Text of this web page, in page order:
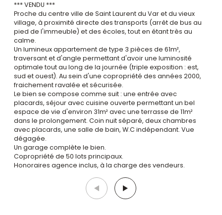
*** VENDU ***
Proche du centre ville de Saint Laurent du Var et du vieux
village, à proximité directe des transports (arrêt de bus au
pied de l'immeuble) et des écoles, tout en étant très au
calme.
Un lumineux appartement de type 3 pièces de 61m²,
traversant et d'angle permettant d'avoir une luminosité
optimale tout au long de la journée (triple exposition : est,
sud et ouest). Au sein d'une copropriété des années 2000,
fraichement ravalée et sécurisée.
Le bien se compose comme suit : une entrée avec
placards, séjour avec cuisine ouverte permettant un bel
espace de vie d'environ 31m² avec une terrasse de 11m²
dans le prolongement. Coin nuit séparé, deux chambres
avec placards, une salle de bain, W.C indépendant. Vue
dégagée.
Un garage complète le bien.
Copropriété de 50 lots principaux.
Honoraires agence inclus, à la charge des vendeurs.